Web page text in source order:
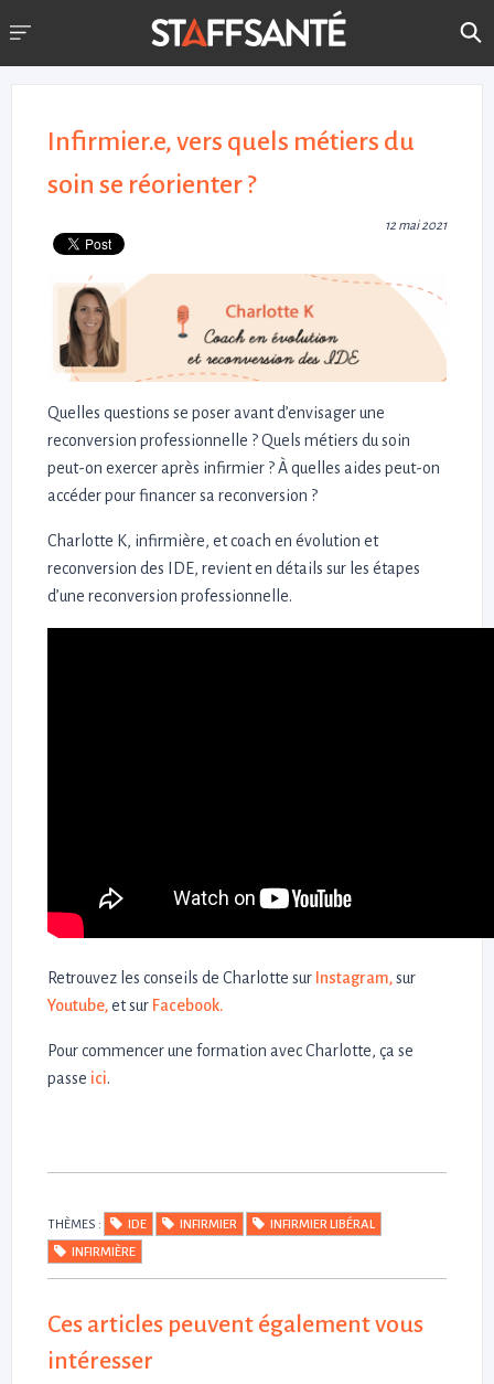
Infirmier.e, vers quels métiers du
soin se réorienter ?
12 mai 2021
Quelles questions se poser avant d’envisager une
reconversion professionnelle ? Quels métiers du soin
peut-on exercer après infirmier ? À quelles aides peut-on
accéder pour financer sa reconversion ?
Charlotte K, infirmière, et coach en évolution et
reconversion des IDE, revient en détails sur les étapes
d’une reconversion professionnelle.
Retrouvez les conseils de Charlotte sur Instagram,sur
Youtube,et sur Facebook.
Pour commencer une formation avec Charlotte, ça se
passe ici.
THÈMES : IDE INFIRMIER
INFIRMIER LIBÉRAL
INFIRMIÈRE
Ces articles peuvent également vous
intéresser